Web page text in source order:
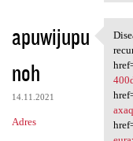
apuwijupu
noh
14.11.2021
Adres